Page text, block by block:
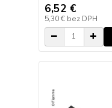
6,52 €
5,30 € bez DPH